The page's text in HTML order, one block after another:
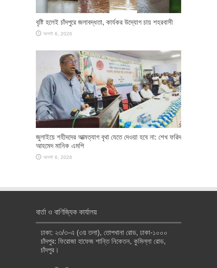
বৃষ্টি হলেই চাঁদপুরে জলাবদ্ধতা, কার্যকর উদ্যোগ চায় শহরবাসী
আগস্ট 6, 2026
জুলাইয়ে শহীদদের আত্মত্যাগ বৃথা যেতে দেওয়া হবে না: শেখ ফরিদ
আহমেদ মানিক এমপি
আগস্ট 6, 2026
বার্তা ও বাণিজ্যিক কার্যালয়
ঢাকা: ২৩/৩-এ (৩য় তলা), তোপখানা রোড, ঢাকা-১০০০
চাঁদপুর: ফিরোজা হাফেজ শান্তি নিকেতন, কুমিল্লা রোড,
চাঁদপুর।